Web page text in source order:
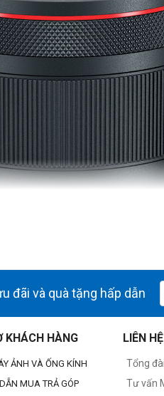
đãi và quà tặng hấp dẫn
KHÁCH HÀNG
ẢNH VÀ ỐNG KÍNH
MUA TRẢ GÓP
LIÊN
Tổng
Tư vấn